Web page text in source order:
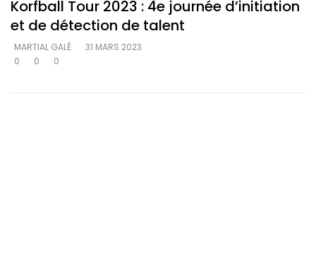
Korfball Tour 2023 : 4e journée d’initiation
et de détection de talent
MARTIAL GALÉ
31 MARS 2023
0
0 0